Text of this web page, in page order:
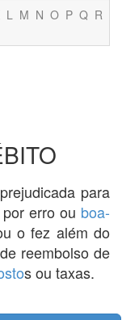
L M N O P Q R
para
erro ou boa-
o fez além do
reembolso de
s ou taxas.